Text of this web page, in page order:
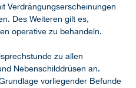
Verdrängungserscheinungen
Des Weiteren gilt es,
operative zu behandeln.
zu allen
Nebenschilddrüsen an.
vorliegender Befunde